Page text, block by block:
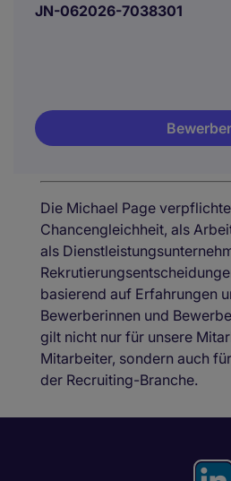
JN-062026-7038301
Die Michael Page
Chancengleichheit, als
als
basierend auf Erfahrungen
Bewerberinnen und
gilt nicht nur für unsere
Mitarbeiter, sondern auch
der Recruiting-Branche.